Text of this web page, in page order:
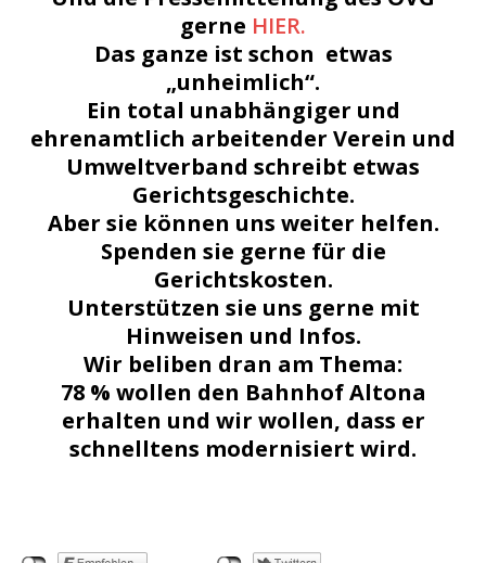
gerne HIER.
Das ganze ist schon etwas
„unheimlich“.
Ein total unabhängiger und
ehrenamtlich arbeitender Verein und
Umweltverband schreibt etwas
Gerichtsgeschichte.
Aber sie können uns weiter helfen.
Spenden sie gerne für die
Gerichtskosten.
Unterstützen sie uns gerne mit
Hinweisen und Infos.
Wir beliben dran am Thema:
78 % wollen den Bahnhof Altona
erhalten und wir wollen, dass er
schnelltens modernisiert wird.